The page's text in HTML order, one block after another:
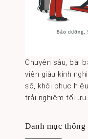
Chuyên sâu, bài
viên giàu kinh
số, khôi phục
trải nghiệm tối ưu.
Danh mục